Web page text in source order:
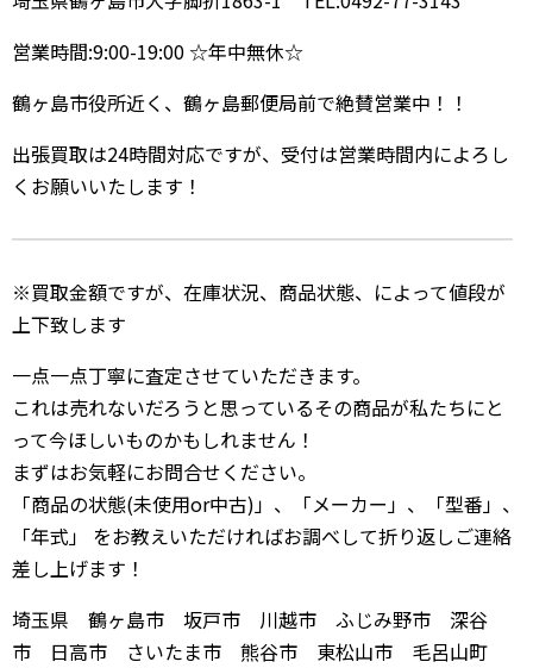
営業時間:9:00-19:00 ☆年中無休☆
鶴ヶ島市役所近く、鶴ヶ島郵便局前で絶賛営業中！！
出張買取は24時間対応ですが、受付は営業時間内によろし
くお願いいたします！
※買取金額ですが、在庫状況、商品状態、によって値段が
上下致します
一点一点丁寧に査定させていただきます。
これは売れないだろうと思っているその商品が私たちにと
って今ほしいものかもしれません！
まずはお気軽にお問合せください。
「商品の状態(未使用or中古)」、「メーカー」、「型番」、
「年式」 をお教えいただければお調べして折り返しご連絡
差し上げます！
埼玉県 鶴ヶ島市 坂戸市 川越市 ふじみ野市 深谷
市 日高市 さいたま市 熊谷市 東松山市 毛呂山町